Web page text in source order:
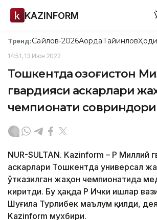
KAZINFORM
Тренд:Сайлов-2026АқордаТайинлов
14:51, 13 Июн 2022
Тошкентда Қозоғистон
гвардияси аскарлари
чемпионати
NUR-SULTAN. Kazinform – ҚР Миллий
аскарлари Тошкентда универсал
ўтказилган жаҳон чемпионатида
киритди. Бу ҳақда ҚР Ички ишлар
Шуғила Турлибек маълум қилди,
Kazinform мухбири.